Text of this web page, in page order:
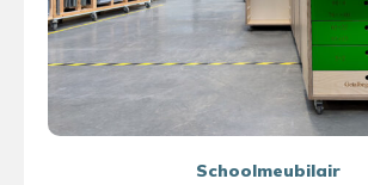
Schoolmeubilair